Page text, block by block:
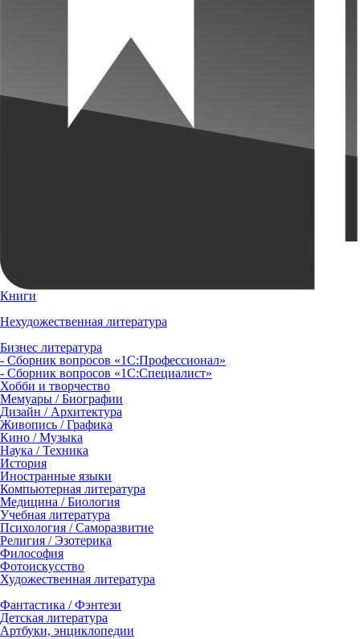
Книги
Нехудожественная литература
Бизнес литература
- Сборник вопросов «1С:Профессионал»
- Сборник вопросов «1С:Специалист»
Хобби и творчество
Мемуары / Биографии
Дизайн / Архитектура
Живопись / Графика
Кино / Музыка
Наука / Техника
История
Иностранные языки
Компьютерная литература
Медицина / Биология
Учебная литература
Психология / Саморазвитие
Религия / Эзотерика
Философия
Фотоискусство
Художественная литература
Фантастика / Фэнтези
Детская литература
Артбуки, энциклопедии